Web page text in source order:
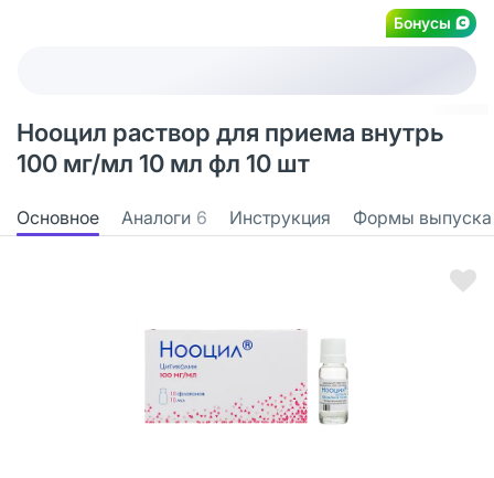
Бонусы
Нооцил раствор для приема внутрь
100 мг/мл 10 мл фл 10 шт
Основное Аналоги 6 Инструкция Формы выпуска